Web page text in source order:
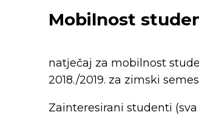
Mobilnost
natječaj za mobilnost
2018./2019. za zimski
Zainteresirani studenti